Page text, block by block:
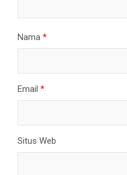
Nama *
Email *
Situs Web